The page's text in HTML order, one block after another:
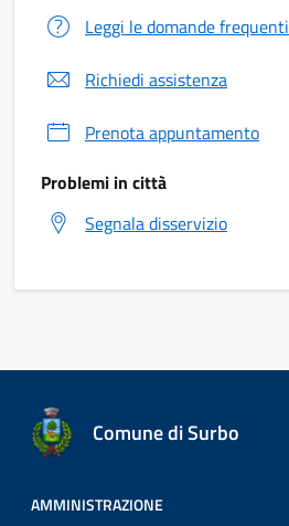
Leggi le domande frequenti
Richiedi assistenza
Prenota appuntamento
Problemi in città
Segnala disservizio
Comune di Surbo
AMMINISTRAZIONE